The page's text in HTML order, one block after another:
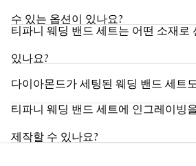
수 있는 옵션이 있나요?
티파니 웨딩 밴드 세트는 어떤 소재로
있나요?
다이아몬드가 세팅된 웨딩 밴드 세트
티파니 웨딩 밴드 세트에 인그레이빙
제작할 수 있나요?